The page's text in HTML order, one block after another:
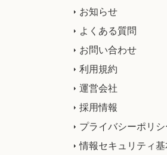
お知らせ
よくある質問
お問い合わせ
利用規約
運営会社
採用情報
プライバシーポリシ
情報セキュリティ